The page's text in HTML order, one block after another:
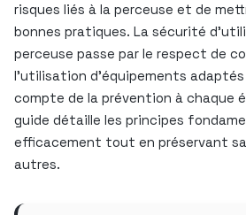
risques liés à la perceuse et de
bonnes pratiques. La sécurité
perceuse passe par le respect de
l’utilisation d’équipements
compte de la prévention à chaque
guide détaille les principes
efficacement tout en préservant
autres.